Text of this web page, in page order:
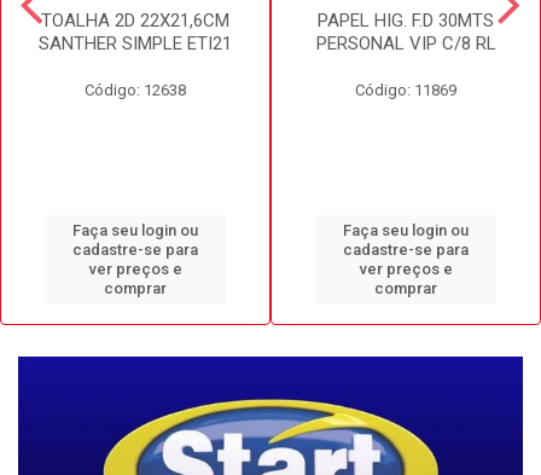
TOALHA 2D 22X21,6CM
SANTHER SIMPLE ETI21
Código: 12638
Faça seu login ou
cadastre-se para
ver preços e
comprar
PAPEL HIG. F.D 30MTS
PERSONAL VIP C/8 RL
Código: 11869
Faça seu login ou
cadastre-se para
ver preços e
comprar